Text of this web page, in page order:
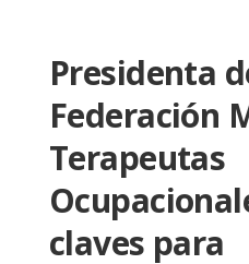
Presidenta
Federación
Terapeutas
claves para